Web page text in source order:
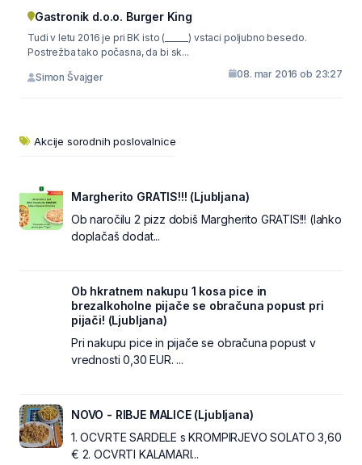
Gastronik d.o.o. Burger King
Tudi v letu 2016 je pri BK isto (______) vstaci poljubno besedo.
Postrežba tako počasna, da bi sk...
Simon Švajger 08. mar 2016 ob 23:27
Akcije sorodnih poslovalnice
Margherito GRATIS!!! (Ljubljana)
Ob naročilu 2 pizz dobiš Margherito GRATIS!!! (lahko
doplačaš dodat...
Ob hkratnem nakupu 1 kosa pice in
brezalkoholne pijače se obračuna popust pri
pijači! (Ljubljana)
Pri nakupu pice in pijače se obračuna popust v
vrednosti 0,30 EUR. ...
NOVO - RIBJE MALICE (Ljubljana)
1. OCVRTE SARDELE s KROMPIRJEVO SOLATO 3,60
€ 2. OCVRTI KALAMARI...